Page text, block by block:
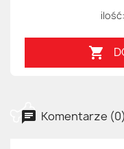

Komentarze (0)